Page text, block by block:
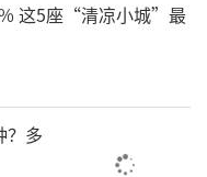
这5座“清凉小城”最
？多